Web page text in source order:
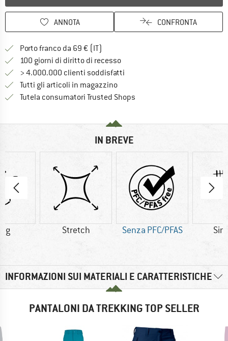
ANNOTA CONFRONTA
Porto franco da 69 € (IT)
100 giorni di diritto di recessoVai alla politica di recesso qui
> 4.000.000 clienti soddisfatti
Tutti gli articoli in magazzino
Tutela consumatori Trusted Shops
IN BREVE
g Stretch Senza PFC/PFAS
INFORMAZIONI SUI MATERIALI E CARATTERISTICHE
PANTALONI DA TREKKING TOP SELLER